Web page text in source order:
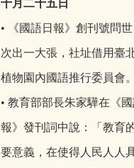
十月二十五日
• 《國語日報》創刊號問
次出一大張，社址借用臺
植物園內國語推行委員會。
• 教育部部長朱家驊在《國
報》發刊詞中說：「教育
要意義，在使得人民人人